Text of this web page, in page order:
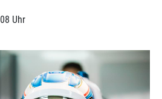
Uhr